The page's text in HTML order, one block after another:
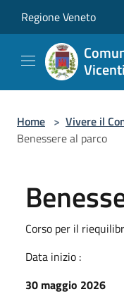
Regione Veneto
Home > Vivere il
Benessere al parco
Corso per il
Data inizio :
30 maggio 2026